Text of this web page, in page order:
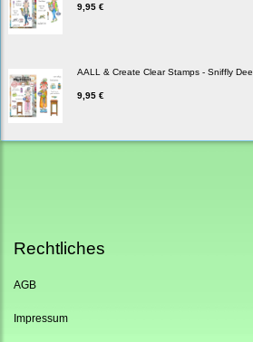
9,95 €
AALL & Create Clear Stamps - Sniffly Dee
9,95 €
Rechtliches
AGB
Impressum